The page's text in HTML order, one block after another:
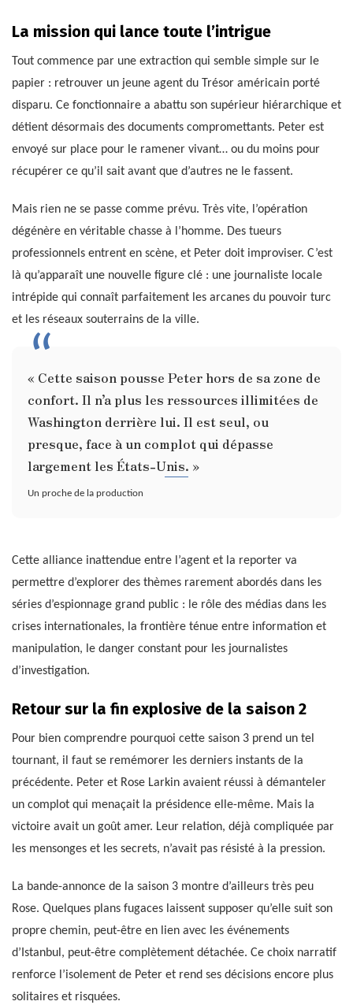
La mission qui lance toute l’intrigue
Tout commence par une extraction qui semble simple sur le
papier : retrouver un jeune agent du Trésor américain porté
disparu. Ce fonctionnaire a abattu son supérieur hiérarchique et
détient désormais des documents compromettants. Peter est
envoyé sur place pour le ramener vivant… ou du moins pour
récupérer ce qu’il sait avant que d’autres ne le fassent.
Mais rien ne se passe comme prévu. Très vite, l’opération
dégénère en véritable chasse à l’homme. Des tueurs
professionnels entrent en scène, et Peter doit improviser. C’est
là qu’apparaît une nouvelle figure clé : une journaliste locale
intrépide qui connaît parfaitement les arcanes du pouvoir turc
et les réseaux souterrains de la ville.
« Cette saison pousse Peter hors de sa zone de
confort. Il n’a plus les ressources illimitées de
Washington derrière lui. Il est seul, ou
presque, face à un complot qui dépasse
largement les États-Unis. »
Un proche de la production
Cette alliance inattendue entre l’agent et la reporter va
permettre d’explorer des thèmes rarement abordés dans les
séries d’espionnage grand public : le rôle des médias dans les
crises internationales, la frontière ténue entre information et
manipulation, le danger constant pour les journalistes
d’investigation.
Retour sur la fin explosive de la saison 2
Pour bien comprendre pourquoi cette saison 3 prend un tel
tournant, il faut se remémorer les derniers instants de la
précédente. Peter et Rose Larkin avaient réussi à démanteler
un complot qui menaçait la présidence elle-même. Mais la
victoire avait un goût amer. Leur relation, déjà compliquée par
les mensonges et les secrets, n’avait pas résisté à la pression.
La bande-annonce de la saison 3 montre d’ailleurs très peu
Rose. Quelques plans fugaces laissent supposer qu’elle suit son
propre chemin, peut-être en lien avec les événements
d’Istanbul, peut-être complètement détachée. Ce choix narratif
renforce l’isolement de Peter et rend ses décisions encore plus
solitaires et risquées.